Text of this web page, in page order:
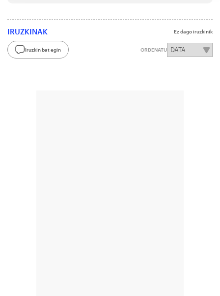
IRUZKINAK Ez dago iruzkinik
Iruzkin bat egin ORDENATU